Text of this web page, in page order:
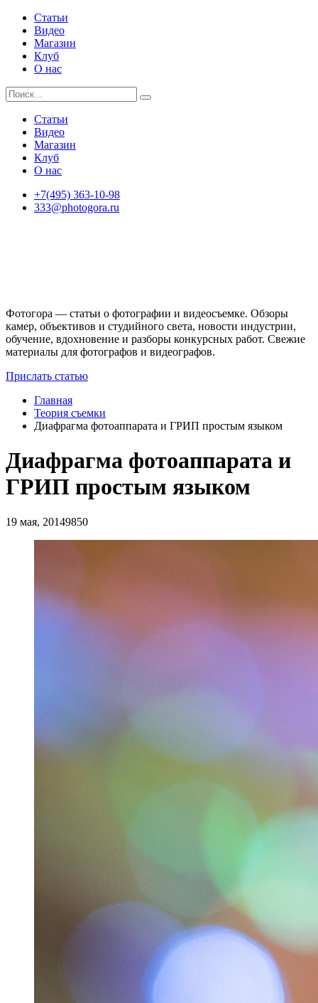
Статьи
Видео
Магазин
Клуб
О нас
Статьи
Видео
Магазин
Клуб
О нас
+7(495) 363-10-98
333@photogora.ru
Фотогора — статьи о фотографии и видеосъемке. Обзоры
камер, объективов и студийного света, новости индустрии,
обучение, вдохновение и разборы конкурсных работ. Свежие
материалы для фотографов и видеографов.
Прислать статью
Главная
Теория съемки
Диафрагма фотоаппарата и ГРИП простым языком
Диафрагма фотоаппарата и
ГРИП простым языком
19 мая, 20149850